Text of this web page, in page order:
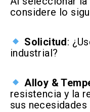
considere lo
Solicitud:
industrial?
Alloy &
resistencia y la
sus necesidades